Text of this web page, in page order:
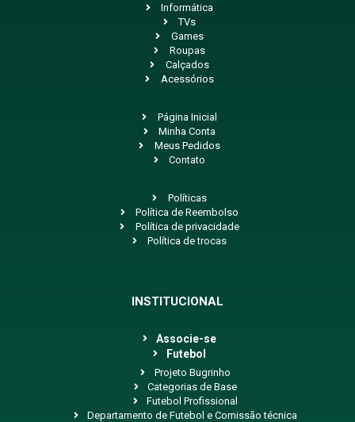
Informática
TVs
Games
Roupas
Calçados
Acessórios
Página Inicial
Minha Conta
Meus Pedidos
Contato
Políticas
Política de Reembolso
Política de privacidade
Política de trocas
INSTITUCIONAL
Associe-se
Futebol
Projeto Bugrinho
Categorias de Base
Futebol Profissional
Departamento de Futebol e Comissão técnica